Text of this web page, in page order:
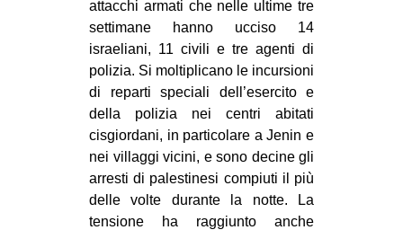
attacchi armati che nelle ultime tre
settimane hanno ucciso 14
israeliani, 11 civili e tre agenti di
polizia. Si moltiplicano le incursioni
di reparti speciali dell’esercito e
della polizia nei centri abitati
cisgiordani, in particolare a Jenin e
nei villaggi vicini, e sono decine gli
arresti di palestinesi compiuti il più
delle volte durante la notte. La
tensione ha raggiunto anche